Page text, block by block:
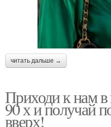
читать дальше →
Приходи к нам в
90 х и получай
вверх!